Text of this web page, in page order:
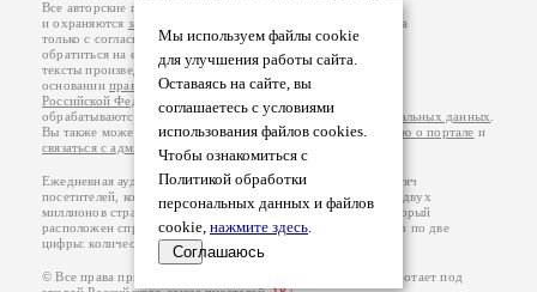
Мы используем файлы cookie
для улучшения работы сайта.
Оставаясь на сайте, вы
соглашаетесь с условиями
использования файлов cookies.
Чтобы ознакомиться с
Политикой обработки
персональных данных и файлов
cookie, нажмите здесь.
Соглашаюсь
Все авторские права на произведения принадлежат авторам
и охраняются законом
. Перепечатка произведений возможна
только с согласия его автора, к которому вы можете
обратиться на его авторской странице. Ответственность за
тексты произведений авторы несут самостоятельно на
основанииправил публикацииизаконодательства
Российской Федерации
обрабатываются на основанииПолитики обработки персональных данных
Вы также можете посмотреть более подробнуюинформацию о портале и
связаться с администрацией
Ежедневная аудитория портала Стихи.ру – порядка 200 тысяч
посетителей, которые в общей сумме просматривают более двух
миллионов страниц по данным счетчика посещаемости, который
расположен справа от этого текста. В каждой графе указано по две
цифры: количество просмотров и количество посетителей.
© Все права принадлежат авторам, 2000-2026. Портал работает под